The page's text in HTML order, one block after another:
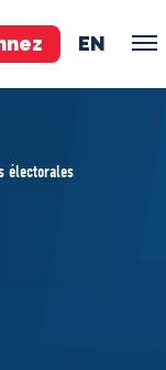
EN
électorales